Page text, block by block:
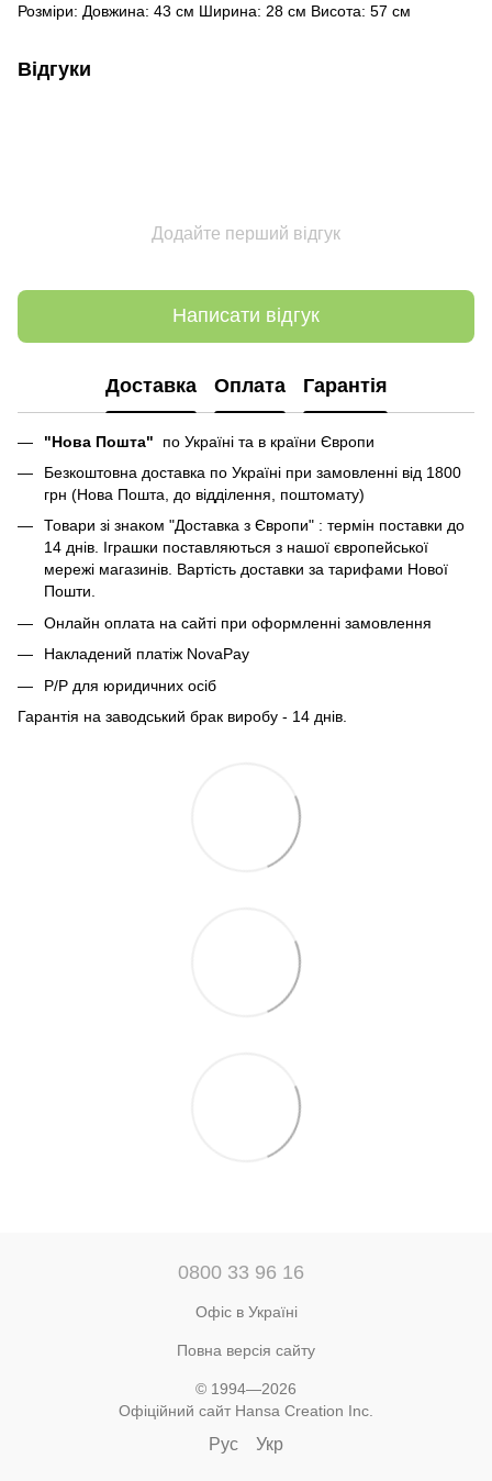
Розміри: Довжина: 43 см Ширина: 28 см Висота: 57 см
Відгуки
Додайте перший відгук
Написати відгук
Доставка Оплата Гарантія
"Нова Пошта" по Україні та в країни Європи
Безкоштовна доставка по Україні при замовленні від 1800
грн (Нова Пошта, до відділення, поштомату)
Товари зі знаком "Доставка з Європи" : термін поставки до
14 днів. Іграшки поставляються з нашої європейської
мережі магазинів. Вартість доставки за тарифами Нової
Пошти.
Онлайн оплата на сайті при оформленні замовлення
Накладений платіж NovaPay
Р/Р для юридичних осіб
Гарантія на заводський брак виробу - 14 днів.
0800 33 96 16
Офіс в Україні
Повна версія сайту
© 1994—2026
Офіційний сайт Hansa Creation Inc.
Рус Укр